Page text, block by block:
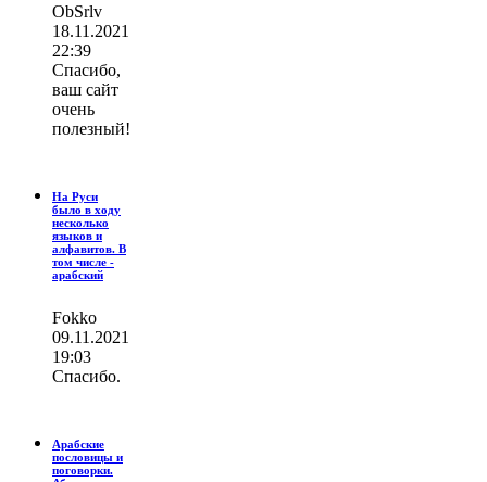
ОbSrlv
18.11.2021
22:39
Спасибо,
ваш сайт
очень
полезный!
На Руси
было в ходу
несколько
языков и
алфавитов. В
том числе -
арабский
Fokko
09.11.2021
19:03
Спасибо.
Арабские
пословицы и
поговорки.